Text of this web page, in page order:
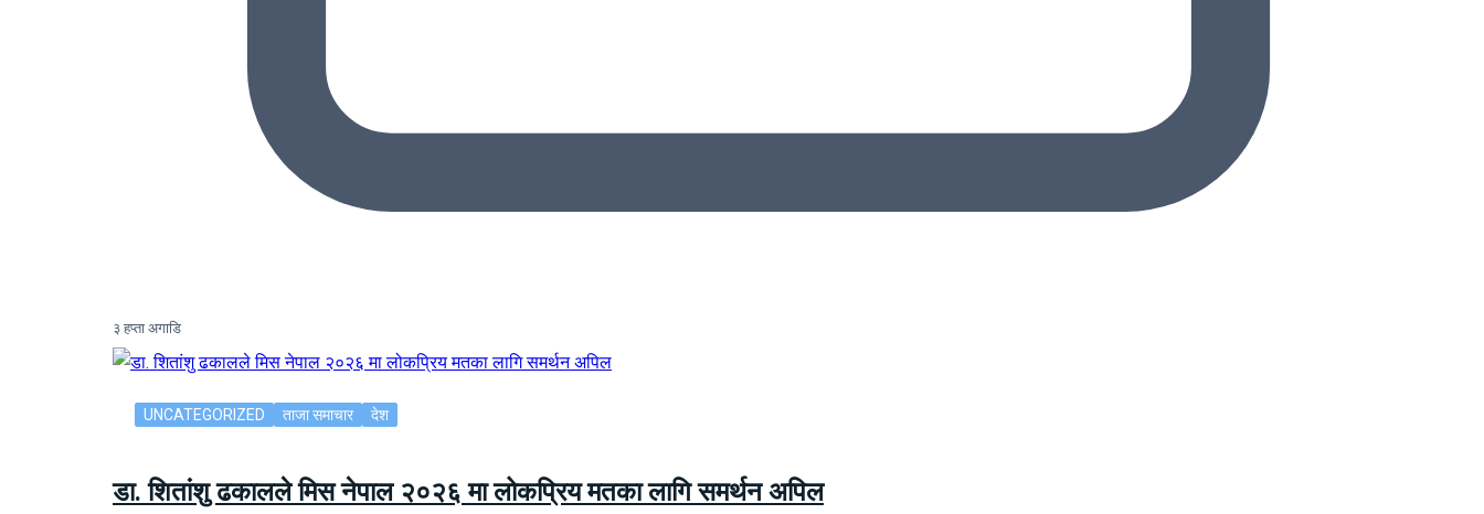
३ हप्ता अगाडि
UNCATEGORIZED ताजा समाचार देश
डा. शितांशु ढकालले मिस नेपाल २०२६ मा लोकप्रिय मतका लागि समर्थन अपिल